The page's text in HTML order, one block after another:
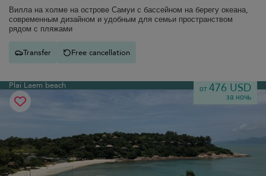
Вилла на холме на острове Самуи с бассейном на берегу океана,
современным дизайном и удобным для семьи пространством
рядом с пляжами
Transfer Free cancellation
Plai Laem beach от476 USD
за ночь